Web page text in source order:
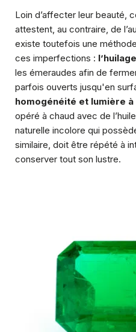
Loin d’affecter leur beauté,
attestent, au contraire, de
existe toutefois une
ces imperfections : l’huilage
les émeraudes afin de fermer
parfois ouverts jusqu'en
homogénéité et lumière
opéré à chaud avec de
naturelle incolore qui
similaire, doit être répété à
conserver tout son lustre.